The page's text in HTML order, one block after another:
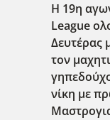
Η 19η
League
Δευτέρας
τον
νίκη με